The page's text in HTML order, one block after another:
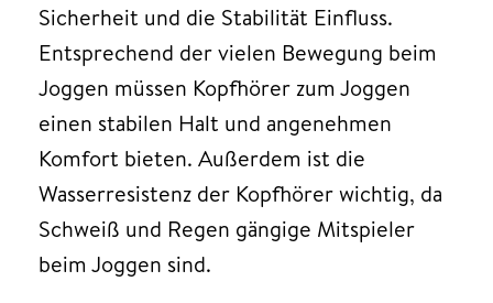
Sicherheit und die Stabilität Einfluss.
Entsprechend der vielen Bewegung beim
Joggen müssen Kopfhörer zum Joggen
einen stabilen Halt und angenehmen
Komfort bieten. Außerdem ist die
Wasserresistenz der Kopfhörer wichtig, da
Schweiß und Regen gängige Mitspieler
beim Joggen sind.